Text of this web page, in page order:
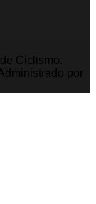
Ciclismo.
por